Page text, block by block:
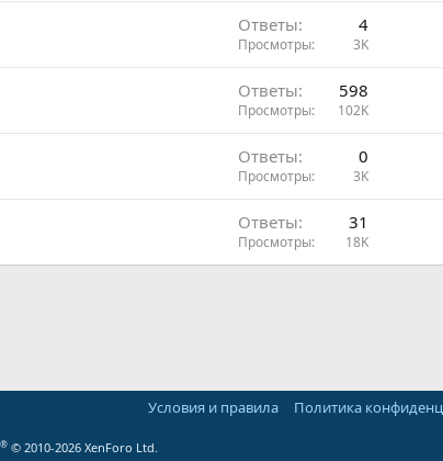
Ответы 4
Просмотры 3K
Ответы 598
Просмотры 102K
Ответы 0
Просмотры 3K
Ответы 31
Просмотры 18K
Условия и правила Политика
® © 2010-2026 XenForo Ltd.